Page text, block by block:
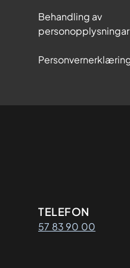
Behandling av
personopplysningar
TELEFON
57 83 90 00